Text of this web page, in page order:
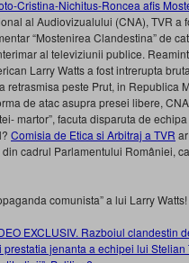
al Audiovizualului (CNA), TVR a
“Mostenirea Clandestina” de
al televiziunii publice.
Larry Watts a fost intrerupta
retrasmisa peste Prut, in Republica
de atac asupra presei libere,
martor”, facuta disparuta de
Comisia de Etica si Arbitraj a TVR
cadrul Parlamentului României,
comunista” a lui Larry Watts!
EXCLUSIV. Razboiul clandestin
jenanta a echipei lui